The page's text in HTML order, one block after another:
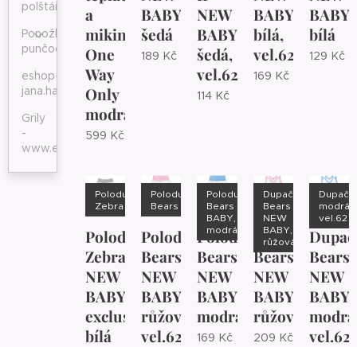
polštáře
Ponožky,
punčochy
eshop-
jana.harmonelo.shop
Grily
-
www.eshopjana.cz
a
mikinka
One
Way
Only
modrá
599 Kč
BABY,
šedá
189 Kč
NEW
BABY,
šedá,
vel.62
114 Kč
BABY,
bílá,
vel.62
169 Kč
BABY,
bílá
129 Kč
Polodupačky
Zebra
NEW
BABY,
exclusive,
bílá
Polodupačky
Zebra
Polodupačky
Bears
NEW
BABY,
růžová,
vel.62
Polodupačky
Bears vel.62
Polodupačky
Bears
NEW
BABY,
modrá
Polodupačky
Bears NEW
BABY,
modrá
169 Kč
Dupačky
Bears
NEW
BABY,
růžová
Dupačky
Bears
NEW
BABY,
růžová
209 Kč
Bears
NEW
BABY,
vel.62
modrá,
vel.62